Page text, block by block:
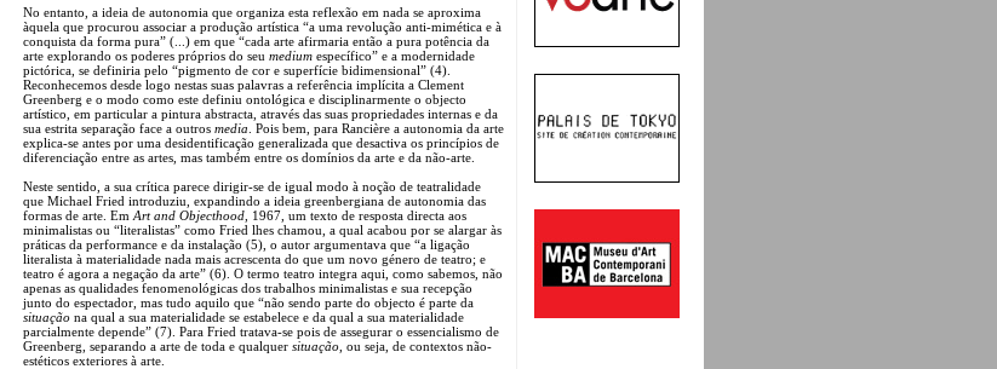
No entanto, a ideia de autonomia que organiza esta reflexão em nada se aproxima
àquela que procurou associar a produção artística “a uma revolução anti-mimética e à
conquista da forma pura” (...) em que “cada arte afirmaria então a pura potência da
arte explorando os poderes próprios do seu medium específico” e a modernidade
pictórica, se definiria pelo “pigmento de cor e superfície bidimensional” (4).
Reconhecemos desde logo nestas suas palavras a referência implícita a Clement
Greenberg e o modo como este definiu ontológica e disciplinarmente o objecto
artístico, em particular a pintura abstracta, através das suas propriedades internas e da
sua estrita separação face a outros media . Pois bem, para Rancière a autonomia da arte
explica-se antes por uma desidentificação generalizada que desactiva os princípios de
diferenciação entre as artes, mas também entre os domínios da arte e da não-arte.
Neste sentido, a sua crítica parece dirigir-se de igual modo à noção de teatralidade
que Michael Fried introduziu, expandindo a ideia greenbergiana de autonomia das
formas de arte. Em Art and Objecthood , 1967, um texto de resposta directa aos
minimalistas ou “literalistas” como Fried lhes chamou, a qual acabou por se alargar às
práticas da performance e da instalação (5), o autor argumentava que “a ligação
literalista à materialidade nada mais acrescenta do que um novo género de teatro; e
teatro é agora a negação da arte” (6). O termo teatro integra aqui, como sabemos, não
apenas as qualidades fenomenológicas dos trabalhos minimalistas e sua recepção
junto do espectador, mas tudo aquilo que “não sendo parte do objecto é parte da
situação na qual a sua materialidade se estabelece e da qual a sua materialidade
parcialmente depende” (7). Para Fried tratava-se pois de assegurar o essencialismo de
Greenberg, separando a arte de toda e qualquer situação , ou seja, de contextos não-
estéticos exteriores à arte.